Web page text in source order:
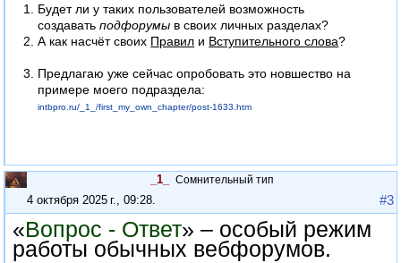
Будет ли у таких пользователей возможность
создаватьподфорумы в своих личных разделах?
А как насчёт своих Правил и Вступительного слова?
Предлагаю уже сейчас опробовать это новшество на
примере моего подраздела:
intbpro.ru/_1_/first_my_own_chapter/post-1633.htm
_1_ Сомнительный тип
4 октября 2025 г., 09:28. #3
«Вопрос - Ответ» – особый режим
работы обычных вебфорумов.